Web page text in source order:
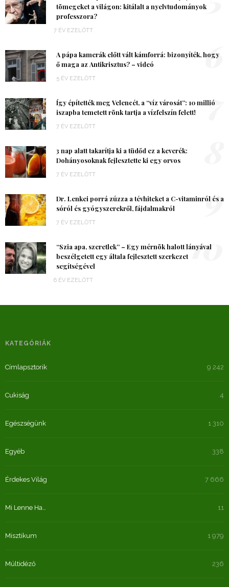
tömegeket a világon: kitálalt a nyelvtudományok
professzora?
7 ÉV EZELŐTT
A pápa kamerák előtt vált kámforrá: bizonyíték, hogy
ő maga az Antikrisztus? – videó
5 ÉV EZELŐTT
6
Így építették meg Velencét, a “víz városát”: 10 millió
iszapba temetett rönk tartja a vízfelszín felett!
7 ÉV EZELŐTT
7
3 nap alatt takarítja ki a tüdőd ez a keverék:
Dohányosoknak fejlesztette ki egy orvos
7 ÉV EZELŐTT
Dr. Lenkei porrá zúzza a tévhiteket a C-vitaminról és a
sóról és gyógyszerekről, fájdalmakról
7 ÉV EZELŐTT
9
“Szia apa, szeretlek” – Egy mérnök halott lányával
beszélgetett egy általa fejlesztett szerkezet
segítségével
6 ÉV EZELŐTT
10
KATEGÓRIÁK
Címlapsztorik 9 242
Cukiság 4
Egészségünk 1 310
Egyéb 338
Érdekes Világ 7 666
Mi Lenne Ha… 11
Misztikum 1 979
Múltidéző 236